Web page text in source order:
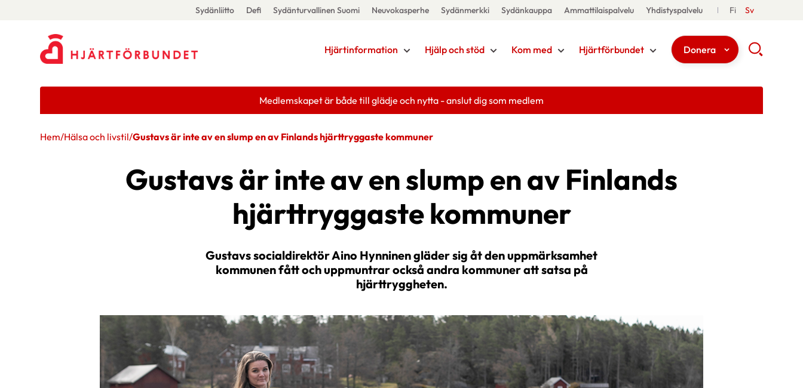
Sydänliitto Defi Sydänturvallinen Suomi Neuvokasperhe Sydänmerkki Sydänkauppa Ammattilaispalvelu Yhdistyspalvelu Fi Sv
Hjärtinformation Hjälp och stöd Kom med Hjärtförbundet Donera
Medlemskapet är både till glädje och nytta - anslut dig som medlem
Hem/Hälsa och livstil/Gustavs är inte av en slump en av Finlands hjärttryggaste kommuner
Gustavs är inte av en slump en av Finlands
hjärttryggaste kommuner
Gustavs socialdirektör Aino Hynninen gläder sig åt den uppmärksamhet
kommunen fått och uppmuntrar också andra kommuner att satsa på
hjärttryggheten.